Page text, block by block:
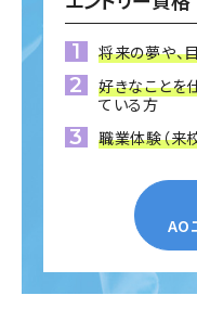
将来の夢や、
好きなことを
ている方
職業体験（来
AO